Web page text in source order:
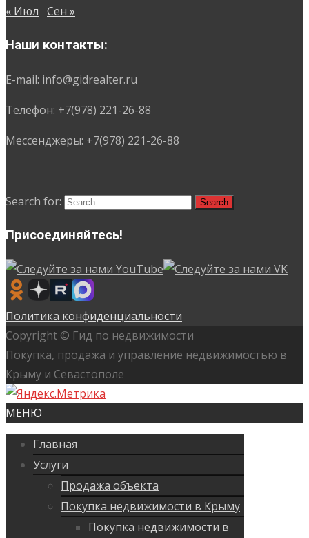
« Июл Сен »
Наши контакты:
E-mail: info@gidrealter.ru
Телефон: +7(978) 221-26-88
Мессенджеры: +7(978) 221-26-88
Search for:
Присоединяйтесь!
Политика конфиденциальности
Copyright © Гид по недвижимости
Покупка, продажа и управление недвижимостью в
Крыму и Севастополе
МЕНЮ
Главная
Услуги
Продажа объекта
Покупка недвижимости в Крыму
Покупка недвижимости в